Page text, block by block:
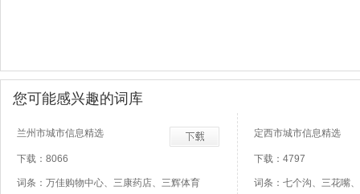
您可能感兴趣的词库
兰州市城市信息精选
下载：8066
词条：万佳购物中心、三康药店、三辉体育
定西市城市信息精选
下载：4797
词条：七个沟、三花嘴